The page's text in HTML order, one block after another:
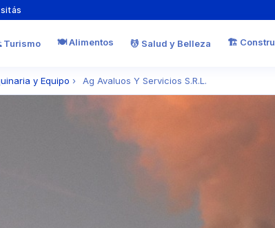
Turismo 🍽️ Alimentos 💆 Salud y Belleza 🏗️
y Equipo › Ag Avaluos Y Servicios S.R.L.